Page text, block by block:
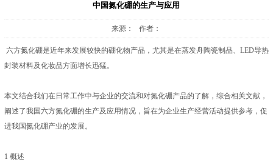
中国氮化硼的生产与应用
来源： 作者：
六方氮化硼是近年来发展较快的硼化物产品，尤其是在蒸发舟陶瓷制品、LED导热
封装材料及化妆品方面增长迅猛。
本文结合我们在日常工作中与企业的交流和对氮化硼产品的了解，综合相关文献，
阐述了我国六方氮化硼的生产及应用情况，旨在为企业生产经营活动提供参考，促
进我国氮化硼产业的发展。
1 概述